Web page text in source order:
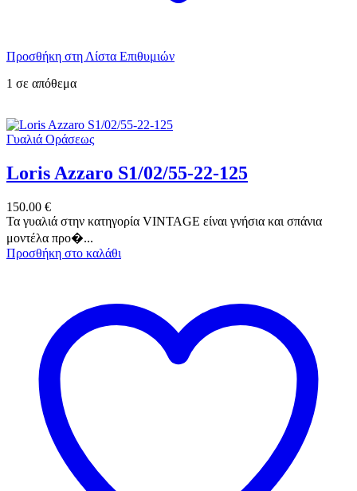
Προσθήκη στη Λίστα Επιθυμιών
1 σε απόθεμα
Γυαλιά Οράσεως
Loris Azzaro S1/02/55-22-125
150.00 €
Τα γυαλιά στην κατηγορία VINTAGE είναι γνήσια και σπάνια
μοντέλα προ�...
Προσθήκη στο καλάθι